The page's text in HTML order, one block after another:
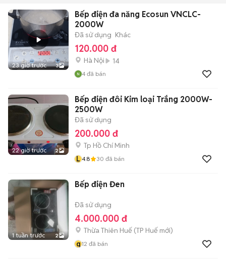
23 giờ trước 3
Bếp điện đa năng Ecosun VNCLC-
2000W
Đã sử dụng Khác
120.000 đ
Hà Nội 14
4 đã bán
22 giờ trước 2
Bếp điện đôi Kim loại Trắng 2000W-
2500W
Đã sử dụng
200.000 đ
Tp Hồ Chí Minh
L 4.8 30 đã bán
1 tuần trước 2
Bếp điện Đen
Đã sử dụng
4.000.000 đ
Thừa Thiên Huế (TP Huế mới)
q12 đã bán